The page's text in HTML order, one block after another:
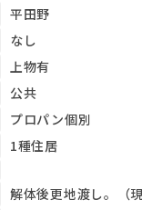
平田野
なし
上物有
公共
プロパン個別
1種住居
解体後更地渡し。（